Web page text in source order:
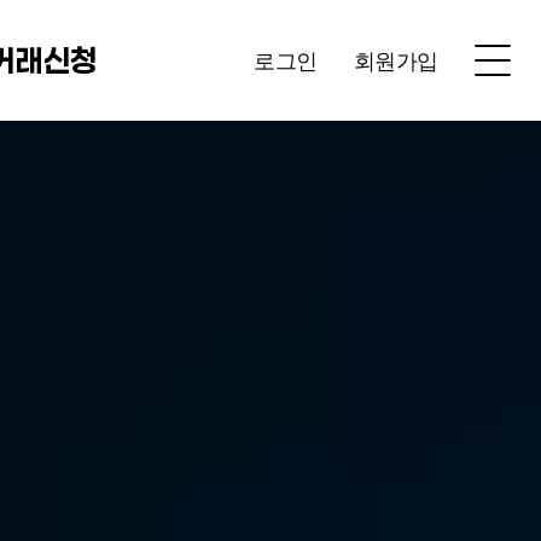
래신청 로그인 회원가입